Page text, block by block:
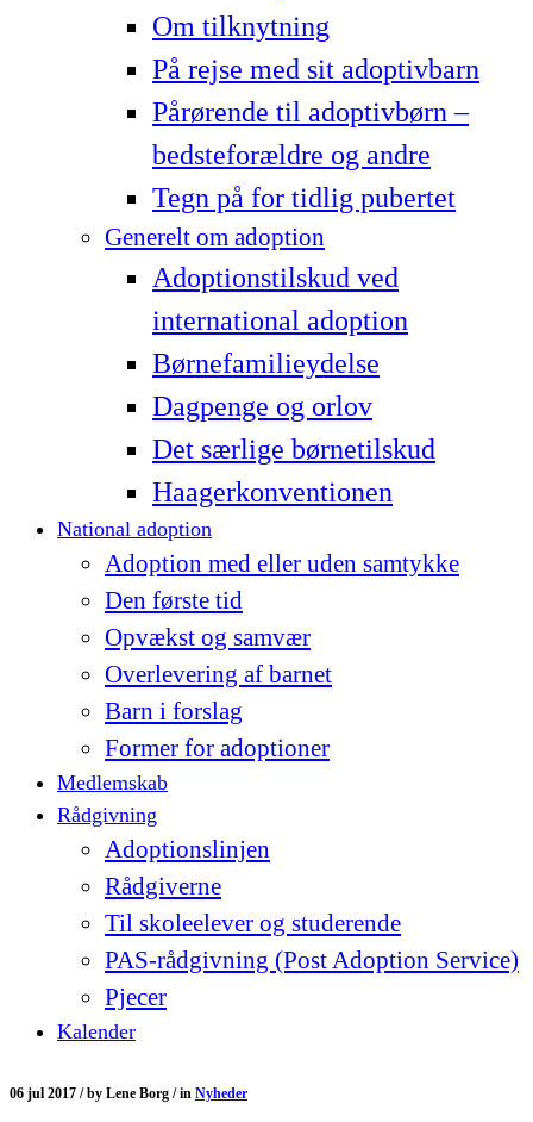
Om tilknytning
På rejse med sit adoptivbarn
Pårørende til adoptivbørn –
bedsteforældre og andre
Tegn på for tidlig pubertet
Generelt om adoption
Adoptionstilskud ved
international adoption
Børnefamilieydelse
Dagpenge og orlov
Det særlige børnetilskud
Haagerkonventionen
National adoption
Adoption med eller uden samtykke
Den første tid
Opvækst og samvær
Overlevering af barnet
Barn i forslag
Former for adoptioner
Medlemskab
Rådgivning
Adoptionslinjen
Rådgiverne
Til skoleelever og studerende
PAS-rådgivning (Post Adoption Service)
Pjecer
Kalender
06 jul 2017 /by Lene Borg /in Nyheder